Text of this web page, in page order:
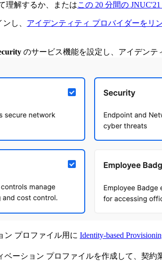
理解するか、またはこの 20 分間の
し、 アイデンティティ プロバイダーをリ
のサービス機能を設定し、アイデン
ン プロファイル用に Identity-based
ベーション プロファイルを作成して、契